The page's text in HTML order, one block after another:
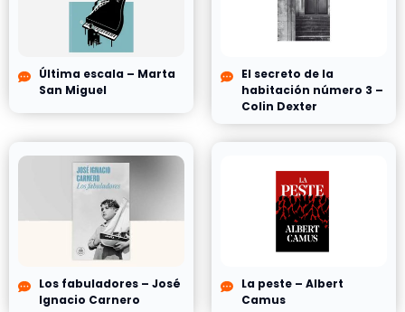
Última escala – Marta
San Miguel
El secreto de la
habitación número 3 –
Colin Dexter
Los fabuladores – José
Ignacio Carnero
La peste – Albert
Camus